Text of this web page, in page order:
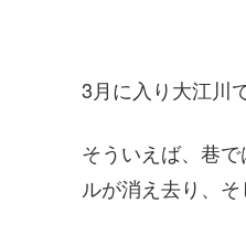
3月に入り大江川
そういえば、巷
ルが消え去り、